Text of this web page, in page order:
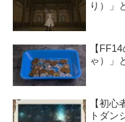
り）」
【
ゃ）」
【初
トダン